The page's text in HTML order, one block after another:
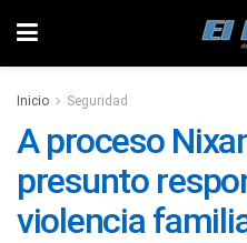
Inicio Seguridad
A proceso
presunto
violencia